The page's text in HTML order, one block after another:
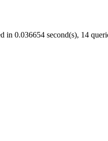
in 0.036654 second(s), 14